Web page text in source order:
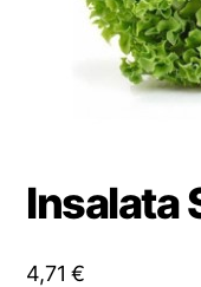
Insalata
4,71€